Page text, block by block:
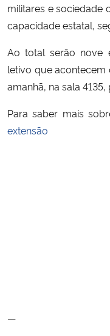
Advocacia-Geral da União
Banco Central do Brasil
Planalto
militares e sociedade
capacidade estatal,
Ao total serão nove
letivo que acontecem
amanhã, na sala 4135,
Para saber mais
extensão
—